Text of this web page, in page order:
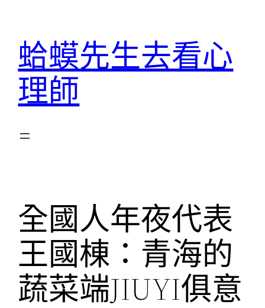
蛤蟆先生去看心
理師
全國人年夜代表
王國棟：青海的
蔬菜端JIUYI俱意